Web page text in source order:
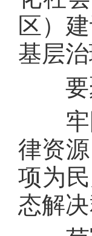
区）
基层治
要聚
牢固
律资
项为
态解